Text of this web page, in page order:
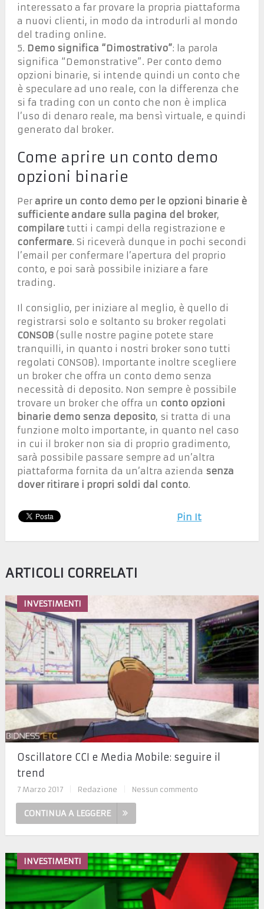
interessato a far provare la propria piattaforma
a nuovi clienti, in modo da introdurli al mondo
del trading online.
5. Demo significa “Dimostrativo”: la parola
significa “Demonstrative”. Per conto demo
opzioni binarie, si intende quindi un conto che
è speculare ad uno reale, con la differenza che
si fa trading con un conto che non è implica
l’uso di denaro reale, ma bensì virtuale, e quindi
generato dal broker.
Come aprire un conto demo
opzioni binarie
Per aprire un conto demo per le opzioni binarie è
sufficiente andare sulla pagina del broker,
compilaretutti i campi della registrazione e
confermare. Si riceverà dunque in pochi secondi
l’email per confermare l’apertura del proprio
conto, e poi sarà possibile iniziare a fare
trading.
Il consiglio, per iniziare al meglio, è quello di
registrarsi solo e soltanto su broker regolati
CONSOB(sulle nostre pagine potete stare
tranquilli, in quanto i nostri broker sono tutti
regolati CONSOB). Importante inoltre scegliere
un broker che offra un conto demo senza
necessità di deposito. Non sempre è possibile
trovare un broker che offra un conto opzioni
binarie demo senza deposito, si tratta di una
funzione molto importante, in quanto nel caso
in cui il broker non sia di proprio gradimento,
sarà possibile passare sempre ad un’altra
piattaforma fornita da un’altra azienda senza
dover ritirare i propri soldi dal conto.
Pin It
ARTICOLI CORRELATI
INVESTIMENTI
Oscillatore CCI e Media Mobile: seguire il
trend
7 Marzo 2017 Redazione Nessun commento
CONTINUA A LEGGERE
INVESTIMENTI